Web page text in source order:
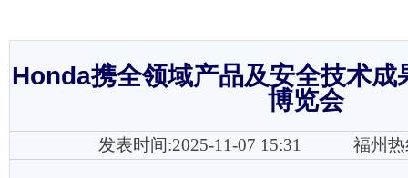
Honda携全领域产品及安全技术成
博览会
发表时间:2025-11-07 15:31 福州